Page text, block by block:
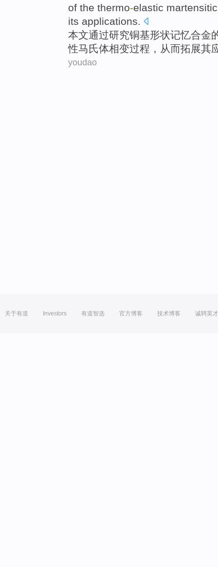
of the thermo-elastic
its applications
本文通过研究铜基形状记忆合金
性马氏体相变过程 ， 从而拓展其
youdao
关于有道 Investors 有道智选 官方博客 技术博客 诚聘英才